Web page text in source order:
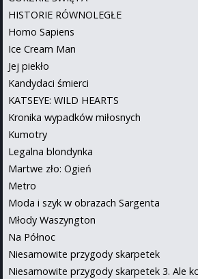
HISTORIE RÓWNOLEGŁE
Homo Sapiens
Ice Cream Man
Jej piekło
Kandydaci śmierci
KATSEYE: WILD HEARTS
Kronika wypadków miłosnych
Kumotry
Legalna blondynka
Martwe zło: Ogień
Metro
Moda i szyk w obrazach Sargenta
Młody Waszyngton
Na Północ
Niesamowite przygody skarpetek
Niesamowite przygody skarpetek 3. Ale